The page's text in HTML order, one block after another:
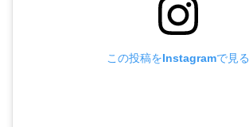
この投稿をInstagramで見る